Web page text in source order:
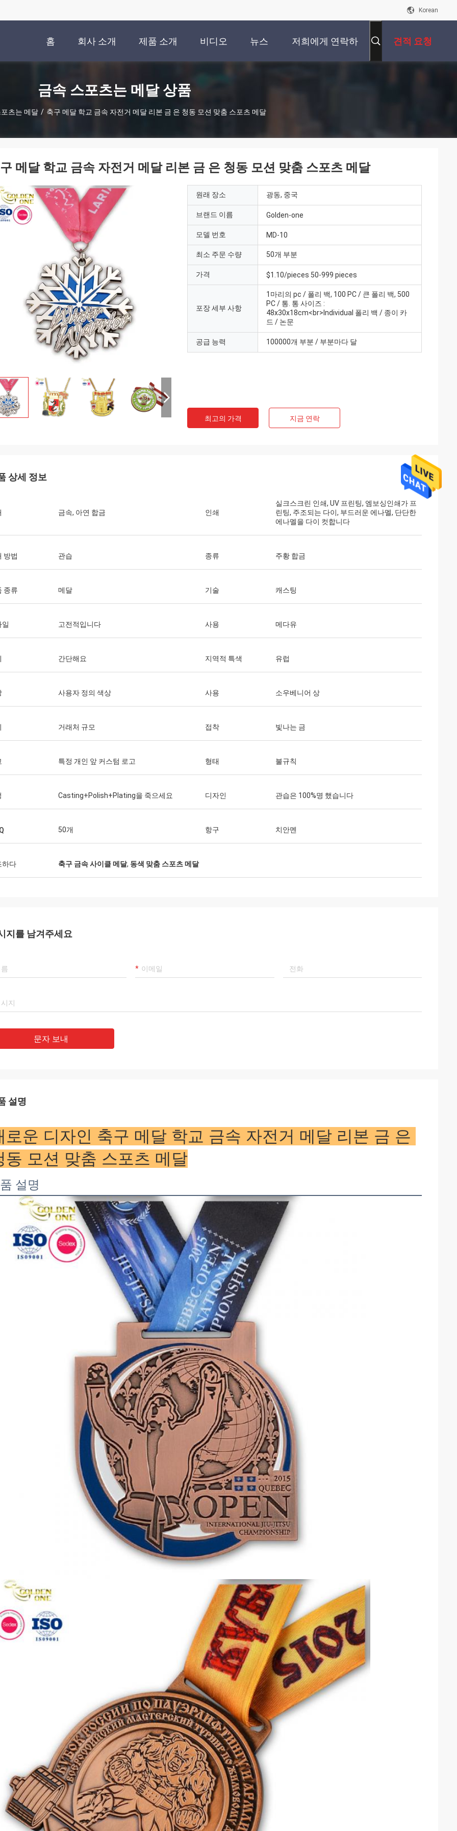
Korean
홈 회사 소개 제품 소개 비디오 뉴스 저희에게 연락하 견적 요청
금속 스포츠는 메달 상품
츠는 메달 / 축구 메달 학교 금속 자전거 메달 리본 금 은 청동 모션 맞춤 스포츠 메달
메달 학교 금속 자전거 메달 리본 금 은 청동 모션 맞춤 스포츠 메달
원래 장소 광동, 중국
브랜드 이름 Golden-one
모델 번호 MD-10
최소 주문 수량 50개 부분
가격 $1.10/pieces 50-999 pieces
포장 세부 사항
1마리의 pc / 폴리 백, 100 PC / 큰 폴리 백, 500
PC / 통. 통 사이즈 :
48x30x18cm<br>Individual 폴리 백 / 종이 카
드 / 논문
공급 능력 100000개 부분 / 부분마다 달
최고의 가격 지금 연락
상세 정보
금속, 아연 합금 인쇄
실크스크린 인쇄, UV 프린팅, 엠보싱인쇄가 프
린팅, 주조되는 다이, 부드러운 에나멜, 단단한
에나멜을 다이 컷합니다
방법 관습 종류 주황 합금
종류 메달 기술 캐스팅
일 고전적입니다 사용 메다유
간단해요 지역적 특색 유럽
사용자 정의 색상 사용 소우베니어 상
거래처 규모 접착 빛나는 금
특정 개인 앞 커스텀 로고 형태 불규칙
Casting+Polish+Plating을 죽으세요 디자인 관습은 100%명 했습니다
50개 항구 치안멘
하다 축구 금속 사이클 메달, 동색 맞춤 스포츠 메달
지를 남겨주세요
문자 보내
설명
로운 디자인 축구 메달 학교 금속 자전거 메달 리본 금 은
동 모션 맞춤 스포츠 메달
설명